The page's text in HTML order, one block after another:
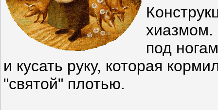
хиазмом.
под
и кусать руку, которая
"святой" плотью.